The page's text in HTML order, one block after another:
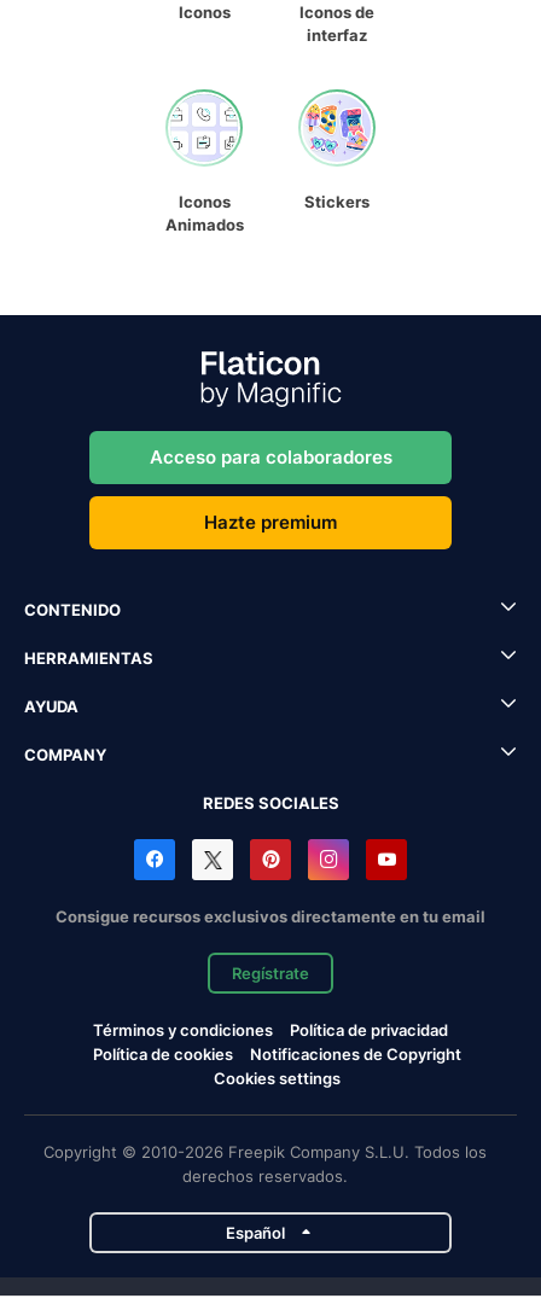
Iconos
Iconos de
interfaz
Iconos
Animados
Stickers
Acceso para colaboradores
Hazte premium
CONTENIDO
HERRAMIENTAS
AYUDA
COMPANY
REDES SOCIALES
Consigue recursos exclusivos directamente en tu email
Regístrate
Términos y condiciones
Política de privacidad
Política de cookies
Notificaciones de Copyright
Cookies settings
Copyright © 2010-2026 Freepik Company S.L.U. Todos los
derechos reservados.
Español